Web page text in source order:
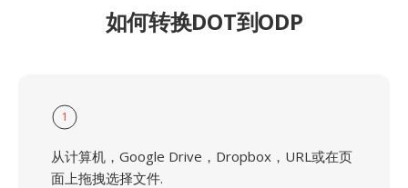
如何转换DOT到ODP
1
从计算机，Google Drive，Dropbox，URL或在页
面上拖拽选择文件.